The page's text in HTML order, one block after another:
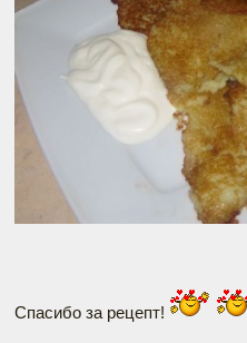
Спасибо за рецепт!